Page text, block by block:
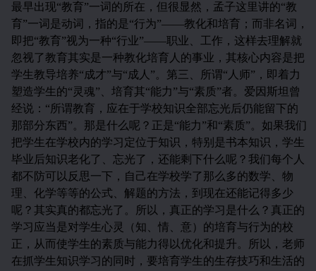
最早出现“教育”一词的所在，但很显然，孟子这里讲的“教
育”一词是动词，指的是“行为”——教化和培育；而非名词，
即把“教育”视为一种“行业”——职业、工作，这样去理解就
忽视了教育其实是一种教化培育人的事业，其核心内容是把
学生教导培养“成才”与“成人”。第三、所谓“人师”，即着力
塑造学生的“灵魂”、培育其“能力”与“素质”者。爱因斯坦曾
经说：“所谓教育，应在于学校知识全部忘光后仍能留下的
那部分东西”。那是什么呢？正是“能力”和“素质”。如果我们
把学生在学校内的学习定位于知识，特别是书本知识，学生
毕业后知识老化了、忘光了，还能剩下什么呢？我们每个人
都不防可以反思一下，自己在学校学了那么多的数学、物
理、化学等等的公式、解题的方法，到现在还能记得多少
呢？其实真的都忘光了。所以，真正的学习是什么？真正的
学习应当是对学生心灵（知、情、意）的培育与行为的校
正，从而使学生的素质与能力得以优化和提升。所以，老师
在抓学生知识学习的同时，要培育学生的生存技巧和生活的